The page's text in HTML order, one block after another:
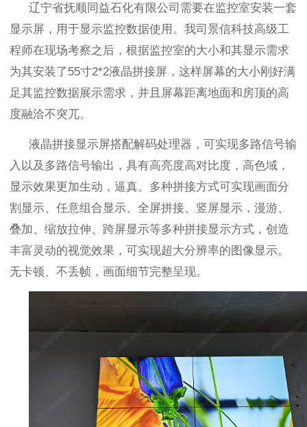
辽宁省抚顺同益石化有限公司需要在监控室安装一套
显示屏，用于显示监控数据使用。我司景信科技高级工
程师在现场考察之后，根据监控室的大小和其显示需求
为其安装了55寸2*2液晶拼接屏，这样屏幕的大小刚好满
足其监控数据展示需求，并且屏幕距离地面和房顶的高
度融洽不突兀。
液晶拼接显示屏搭配解码处理器，可实现多路信号输
入以及多路信号输出，具有高亮度高对比度，高色域，
显示效果更加生动，逼真。多种拼接方式可实现画面分
割显示、任意组合显示、全屏拼接、竖屏显示，漫游、
叠加、缩放拉伸、跨屏显示等多种拼接显示方式，创造
丰富灵动的视觉效果，可实现超大分辨率的图像显示。
无卡顿、不丢帧，画面细节完整呈现。